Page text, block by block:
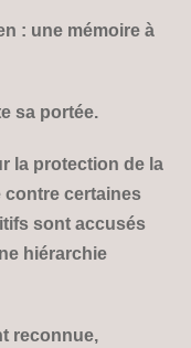
: une mémoire à
sa portée.
la protection de la
contre certaines
sont accusés
hiérarchie
reconnue,